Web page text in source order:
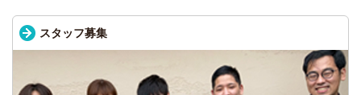
スタッフ募集